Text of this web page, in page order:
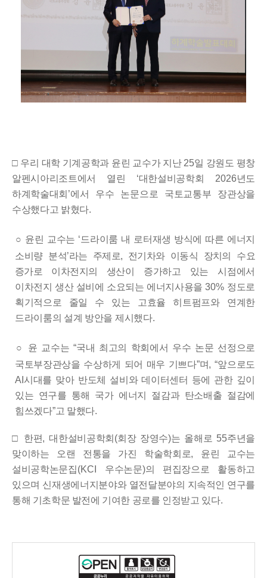
□ 우리 대학 기계공학과 윤린 교수가 지난 25일 강원도 평창
알펜시아리조트에서 열린 ‘대한설비공학회 2026년도
하계학술대회 ’에서 우수 논문으로 국토교통부 장관상을
수상했다고 밝혔다.
○ 윤린 교수는 ‘ 드라이룸 내 로터재생 방식에 따른 에너지
소비량 분석’라는 주제로, 전기차와 이동식 장치의 수요
증가로 이차전지의
생산이 증가하고 있는 시점에서
이차전지 생산 설비에 소요되는 에너지사용을30% 정도로
획기적으로 줄일 수 있는 고효율 히트펌프와 연계한
드라이룸의 설계 방안을 제시했다.
○ 윤 교수는 “국내 최고의 학회에서 우수 논문 선정으로
국토부장관상을 수상하게 되어 매우 기쁘다”며,“앞으로도
AI 시대를 맞아 반도체 설비와 데이터센터 등에 관한 깊이
있는 연구를 통해 국가 에너지 절감과 탄소배출 절감에
힘쓰겠다”고 말했다.
□ 한편,대한설비공학회 (회장 장영수)는 올해로 55주년을
맞이하는 오랜 전통을 가진 학술학회로, 윤린 교수는
설비공학논문집(KCI 우수논문)의 편집장으로 활동하고
있으며 신재생에너지분야와 열전달분야의 지속적인 연구를
통해 기초학문 발전에 기여한 공로를 인정받고 있다.